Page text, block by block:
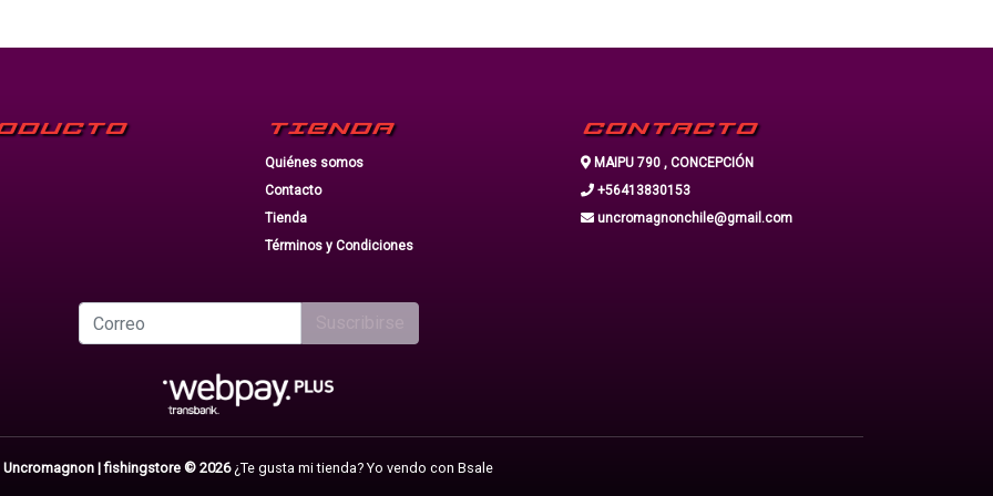
TIENDA
Quiénes somos
Contacto
Tienda
Términos y Condiciones
CONTACTO
MAIPU 790 , CONCEPCIÓN
+56413830153
uncromagnonchile@gmail.com
Uncromagnon | fishingstore © 2026¿Te gusta mi tienda? Yo vendo con Bsale